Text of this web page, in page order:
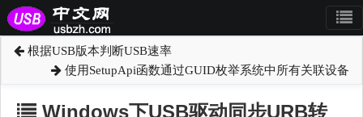
根据USB版本判断USB速率
使用SetupApi函数通过GUID枚举系统中所有关联设备
Windows下USB驱动同步URB转